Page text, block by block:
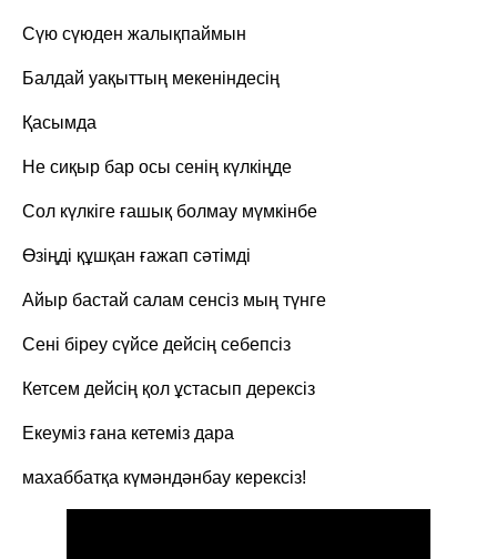
Сүю сүюден жалықпаймын
Балдай уақыттың мекеніндесің
Қасымда
Не сиқыр бар осы сенің күлкіңде
Сол күлкіге ғашық болмау мүмкінбе
Өзіңді құшқан ғажап сәтімді
Айыр бастай салам сенсіз мың түнге
Сені біреу сүйсе дейсің себепсіз
Кетсем дейсің қол ұстасып дерексіз
Екеуміз ғана кетеміз дара
махаббатқа күмәндәнбау керексіз!